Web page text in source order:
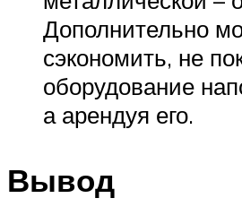
Дополнительно
сэкономить, не
оборудование
а арендуя его.
Вывод